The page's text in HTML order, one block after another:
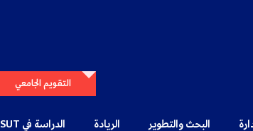
التقويم الجامعي
البحث والتطوير الريادة الدراسة في PSUT